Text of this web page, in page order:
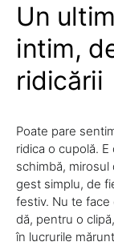
Un
intim,
ridicării
Poate pare
ridica o cupolă.
schimbă,
gest simplu, de
festiv. Nu te
dă, pentru o
în lucrurile